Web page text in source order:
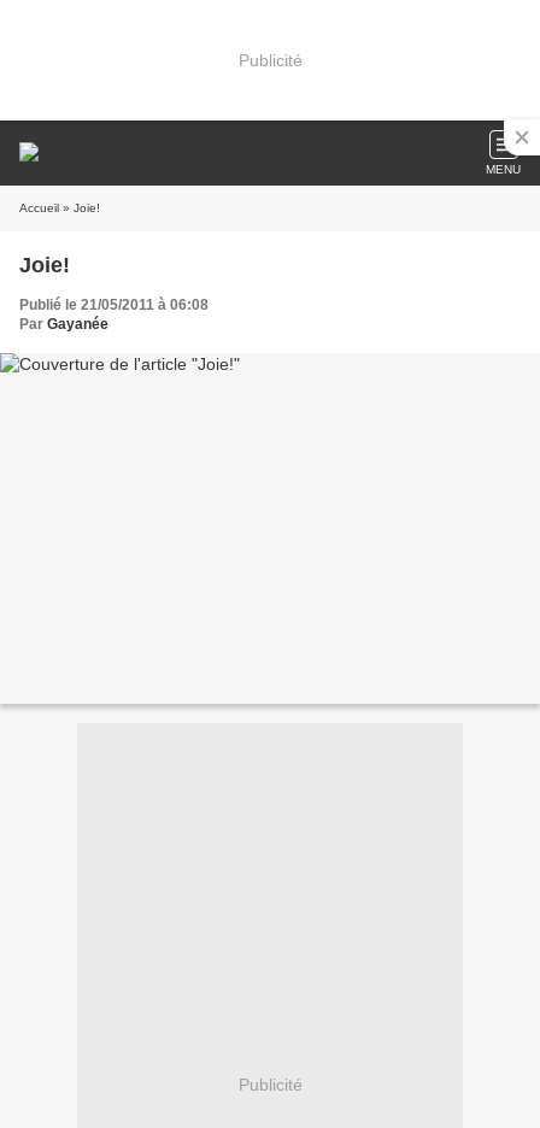
Publicité
MENU
Accueil » Joie!
Joie!
Publié le 21/05/2011 à 06:08
Par Gayanée
Publicité